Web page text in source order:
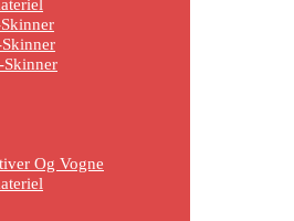
Skinner
Og Vogne